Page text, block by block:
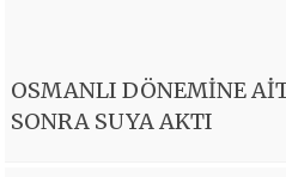
OSMANLI DÖNEMİNE
SONRA SUYA AKTI